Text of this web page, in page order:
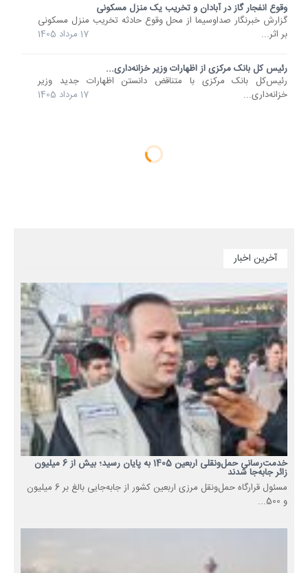
وقوع انفجار گاز در آبادان و تخریب یک منزل مسکونی
گزارش خبرنگار صداوسیما از محل وقوع حادثه‌ تخریب منزل مسکونی
بر اثر...
17 مرداد 1405
رئیس کل بانک مرکزی از اظهارات وزیر خزانه‌داری...
رئیس‌کل بانک مرکزی با متناقض دانستن اظهارات جدید وزیر
خزانه‌داری...
17 مرداد 1405
آخرین اخبار
خدمت‌رسانی حمل‌ونقلی اربعین 1405 به پایان رسید؛ بیش از 6 میلیون
زائر جابه‌جا شدند
مسئول قرارگاه حمل‌ونقل مرزی اربعین کشور از جابه‌جایی بالغ بر 6 میلیون
و 500...